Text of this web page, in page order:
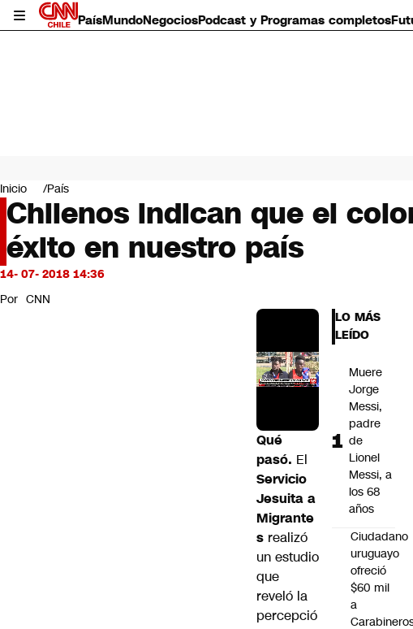
PaísMundoNegociosPodcast y Programas completos
Mundo
Negocios
Deportes
Programas completos
Cultura
Servicios
Bits
CNN Data
Inicio País
Chilenos indican que el
éxito en nuestro país
14- 07- 2018 14:36
Por CNN
Qué
pasó. El
Servicio
Jesuita a
Migrante
s realizó
un estudio
que
reveló la
percepció
LO MÁS
LEÍDO
Muere
Jorge
Messi,
padre
de
Lionel
Messi, a
los 68
años
Ciudadano
uruguayo
ofreció
$60 mil
a